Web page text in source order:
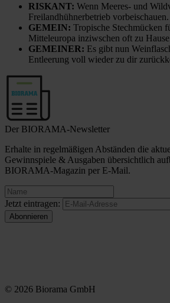
RISKANT: Wenn Meeres- und
Freilandhühnerbetrieb vorbeischauen.
GEMEIN: Tropische Stechmücken
Mitteleuropa inziwschen oft zu
GEMEINER: Es gibt nun
Entleerung voll wieder zu dir
Der BIORAMA-Newsletter
Erhalte in regelmäßigen Abständen die
Gewinnspiele & Ausgaben übersichtlich
BIORAMA-Magazin per E-Mail.
Jetzt eintragen:
© 2026 Biorama GmbH